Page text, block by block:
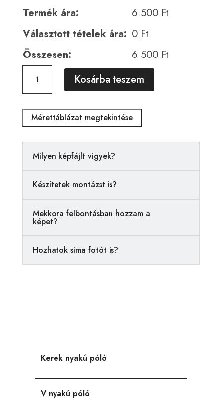
Termék ára: 6 500 Ft
Választott tételek ára: 0 Ft
Összesen:
6 500 Ft
00584
Kosárba teszem
A
n
Mérettáblázat megtekintése
Milyen képfájlt vigyek?
Készítetek montázst is?
Mekkora felbontásban hozzam a
képet?
Hozhatok sima fotót is?
Kerek nyakú póló
V nyakú póló